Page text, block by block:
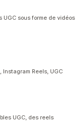
UGC sous forme de vidéos
Instagram Reels, UGC
UGC, des reels